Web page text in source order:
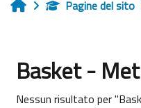
HomePagine del sito
Basket -
Nessun risultato per